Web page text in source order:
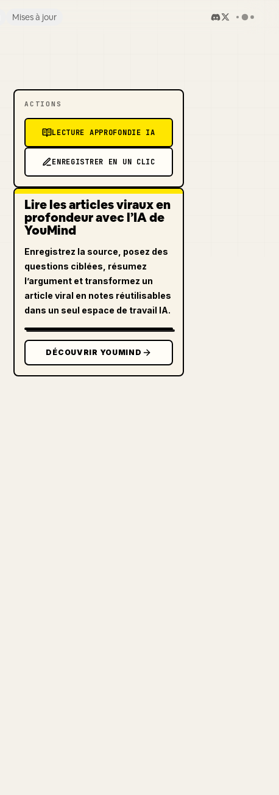
Mises à jour
ACTIONS
LECTURE APPROFONDIE IA
ENREGISTRER EN UN CLIC
Lire les articles viraux en
profondeur avec l’IA de
YouMind
Enregistrez la source, posez des
questions ciblées, résumez
l’argument et transformez un
article viral en notes réutilisables
dans un seul espace de travail IA.
DÉCOUVRIR YOUMIND